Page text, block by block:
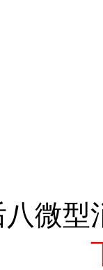
微型